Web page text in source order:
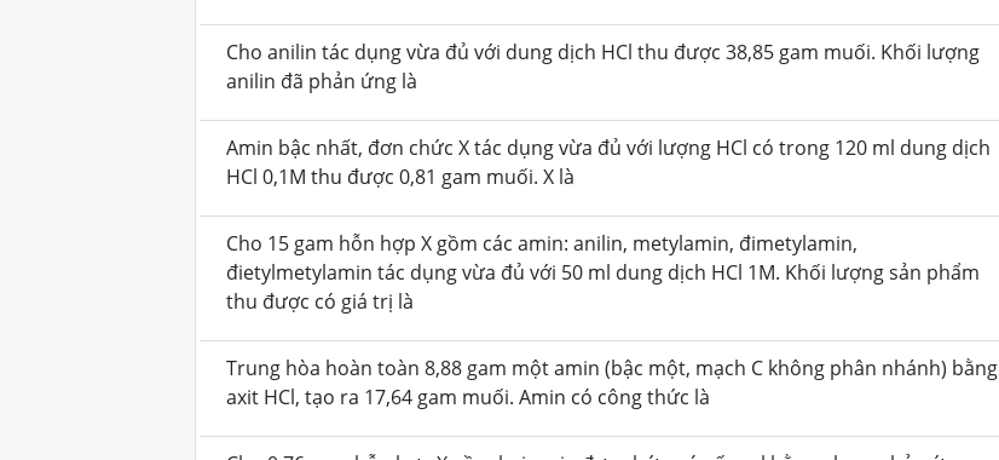
Cho anilin tác dụng vừa đủ với dung dịch HCl thu được 38,85 gam muối. Khối lượng
anilin đã phản ứng là
Amin bậc nhất, đơn chức X tác dụng vừa đủ với lượng HCl có trong 120 ml dung dịch
HCl 0,1M thu được 0,81 gam muối. X là
Cho 15 gam hỗn hợp X gồm các amin: anilin, metylamin, đimetylamin,
đietylmetylamin tác dụng vừa đủ với 50 ml dung dịch HCl 1M. Khối lượng sản phẩm
thu được có giá trị là
Trung hòa hoàn toàn 8,88 gam một amin (bậc một, mạch C không phân nhánh) bằng
axit HCl, tạo ra 17,64 gam muối. Amin có công thức là